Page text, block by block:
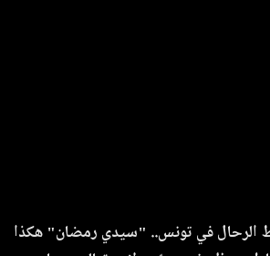
الرحال في تونس.. "سيدي رمضان" هكذا